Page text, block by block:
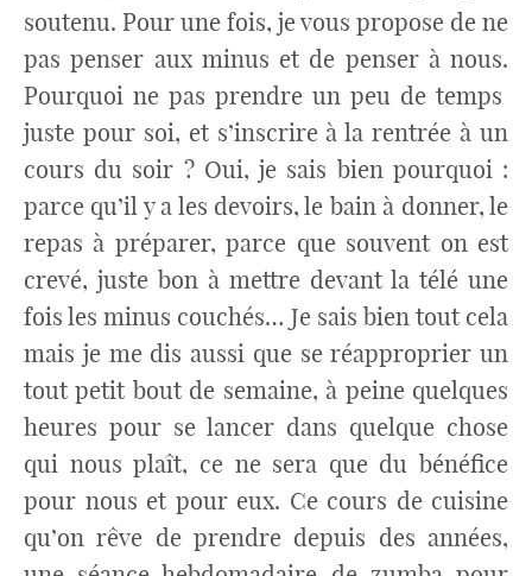
soutenu. Pour une fois, je vous propose de ne
pas penser aux minus et de penser à nous.
Pourquoi ne pas prendre un peu de temps
juste pour soi, et s’inscrire à la rentrée à un
cours du soir ? Oui, je sais bien pourquoi :
parce qu’il y a les devoirs, le bain à donner, le
repas à préparer, parce que souvent on est
crevé, juste bon à mettre devant la télé une
fois les minus couchés… Je sais bien tout cela
mais je me dis aussi que se réapproprier un
tout petit bout de semaine, à peine quelques
heures pour se lancer dans quelque chose
qui nous plaît, ce ne sera que du bénéfice
pour nous et pour eux. Ce cours de cuisine
qu’on rêve de prendre depuis des années,